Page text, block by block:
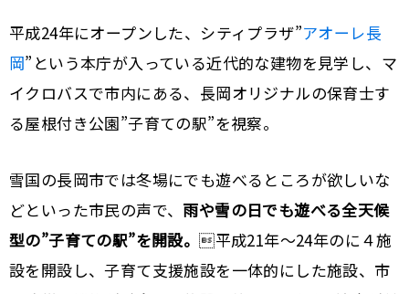
平成24年にオープンした、シティプラザ”アオーレ長
岡”という本庁が入っている近代的な建物を見学し、マ
イクロバスで市内にある、長岡オリジナルの保育士す
る屋根付き公園”子育ての駅”を視察。
雪国の長岡市では冬場にでも遊べるところが欲しいな
どといった市民の声で、 雨や雪の日でも遊べる全天候
型の”子育ての駅”を開設。平成21年〜24年のに４施
設を開設し、子育て支援施設を一体的にした施設、市